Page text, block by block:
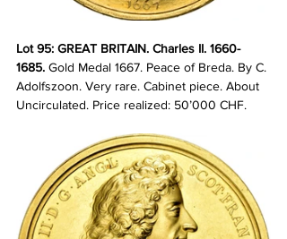
Lot 95: GREAT BRITAIN. Charles II. 1660-
1685. Gold Medal 1667. Peace of Breda. By C.
Adolfszoon. Very rare. Cabinet piece. About
Uncirculated. Price realized: 50’000 CHF.